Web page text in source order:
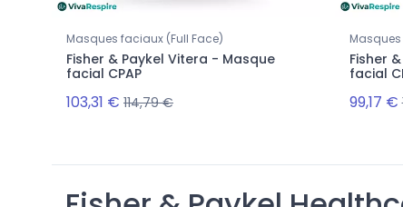
Masques faciaux (Full Face)
Fisher & Paykel Vitera - Masque
facial CPAP
103,31 € 114,79 €
Fisher
facial
99,17 €